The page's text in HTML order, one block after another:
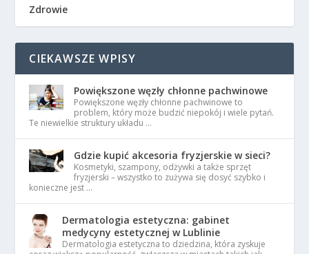
Zdrowie
CIEKAWSZE WPISY
Powiększone węzły chłonne pachwinowe
Powiększone węzły chłonne pachwinowe to
problem, który może budzić niepokój i wiele pytań.
Te niewielkie struktury układu …
Gdzie kupić akcesoria fryzjerskie w sieci?
Kosmetyki, szampony, odżywki a także sprzęt
fryzjerski – wszystko to zużywa się dosyć szybko i
konieczne jest …
Dermatologia estetyczna: gabinet
medycyny estetycznej w Lublinie
Dermatologia estetyczna to dziedzina, która zyskuje